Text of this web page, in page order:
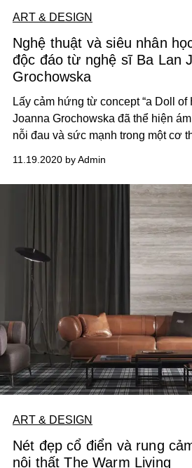
ART & DESIGN
Nghệ thuật và siêu nhân
độc đáo từ nghệ sĩ Ba Lan
Grochowska
Lấy cảm hứng từ concept “a Doll of
Joanna Grochowska đã thể hiện
nỗi đau và sức mạnh trong một cơ
11.19.2020 by Admin
ART & DESIGN
Nét đẹp cổ điển và rung
nội thất The Warm Living